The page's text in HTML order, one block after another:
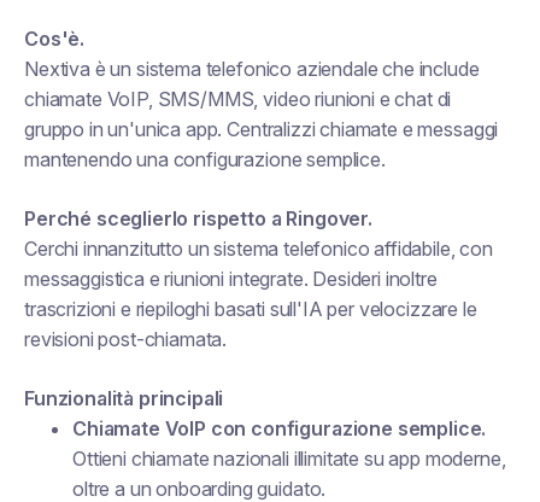
Cos'è.
Nextiva è un sistema telefonico aziendale che include
chiamate VoIP, SMS/MMS, video riunioni e chat di
gruppo in un'unica app. Centralizzi chiamate e messaggi
mantenendo una configurazione semplice.
Perché sceglierlo rispetto a Ringover.
Cerchi innanzitutto un sistema telefonico affidabile, con
messaggistica e riunioni integrate. Desideri inoltre
trascrizioni e riepiloghi basati sull'IA per velocizzare le
revisioni post-chiamata.
Funzionalità principali
Chiamate VoIP con configurazione semplice.
Ottieni chiamate nazionali illimitate su app moderne,
oltre a un onboarding guidato.